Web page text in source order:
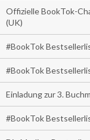
Offizielle BookTok-
(UK)
#BookTok
#BookTok
Einladung zur 3.
#BookTok